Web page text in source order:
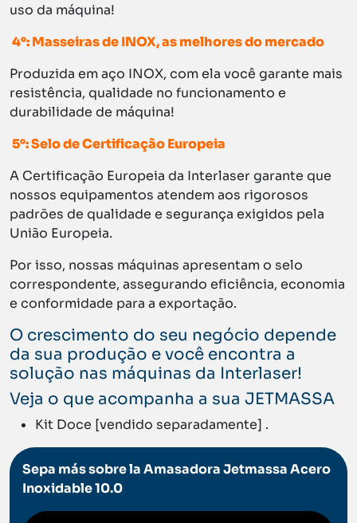
uso da máquina!
4°: Masseiras de INOX, as melhores do mercado
Produzida em aço INOX, com ela você garante mais
resistência, qualidade no funcionamento e
durabilidade de máquina!
5°: Selo de Certificação Europeia
A Certificação Europeia da Interlaser garante que
nossos equipamentos atendem aos rigorosos
padrões de qualidade e segurança exigidos pela
União Europeia.
Por isso, nossas máquinas apresentam o selo
correspondente, assegurando eficiência, economia
e conformidade para a exportação.
O crescimento do seu negócio depende
da sua produção e você encontra a
solução nas máquinas da Interlaser!
Veja o que acompanha a sua JETMASSA
Kit Doce [vendido separadamente] .
Sepa más sobre la Amasadora Jetmassa Acero
Inoxidable 10.0